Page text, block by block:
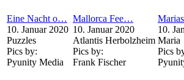
Eine Nacht o…
10. Januar 2020
Puzzles
Pics by:
Pyunity Media
Mallorca Fee…
10. Januar 2020
Atlantis Herbolzheim
Pics by:
Frank Fischer
10.
Maria
Pics